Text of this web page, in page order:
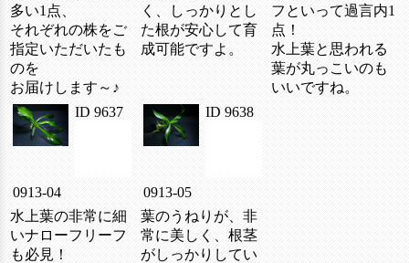
多い1点、
それぞれの株をご
指定いただいたも
のを
お届けします～♪
く、しっかりとし
た根が安心して育
成可能ですよ。
フといって過言内1
点！
水上葉と思われる
葉が丸っこいのも
いいですね。
ID 9637
0913-04
ID 9638
0913-05
水上葉の非常に細
いナローフリーフ
も必見！
葉のうねりが、非
常に美しく、根茎
がしっかりしてい